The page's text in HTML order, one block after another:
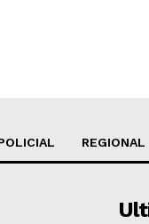
REGIONAL